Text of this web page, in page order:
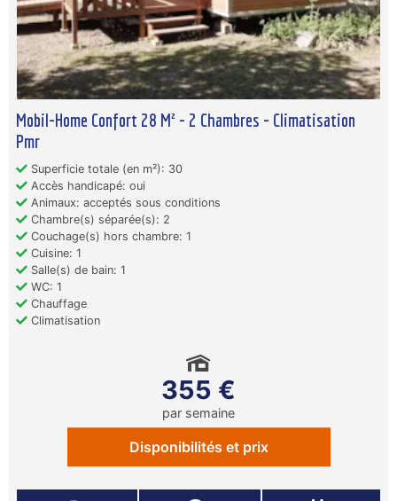
Mobil-Home Confort 28 M² - 2 Chambres - Climatisation
Pmr
Superficie totale (en m²): 30
Accès handicapé: oui
Animaux: acceptés sous conditions
Chambre(s) séparée(s): 2
Couchage(s) hors chambre: 1
Cuisine: 1
Salle(s) de bain: 1
WC: 1
Chauffage
Climatisation
355 €
par semaine
Disponibilités et prix